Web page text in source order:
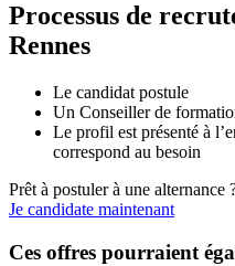
Processus de
Rennes
Le candidat postule
Un Conseiller de
Le profil est présenté à
correspond au besoin
Prêt à postuler à une alternance
Je candidate maintenant
Ces offres pourraient